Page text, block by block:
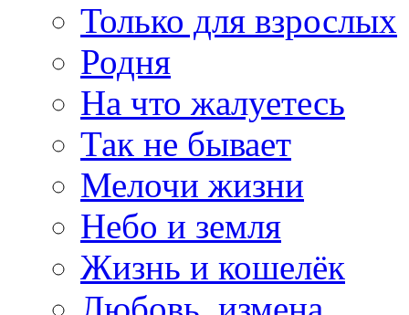
Только для взрослых
Родня
На что жалуетесь
Так не бывает
Мелочи жизни
Небо и земля
Жизнь и кошелёк